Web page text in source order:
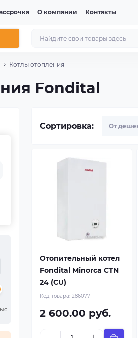
О компании Контакты
Котлы отопления
Fondital
Сортировка:
Отопительный котел
Fondital Minorca CTN
24 (CU)
Код товара: 286077
2 600.00 руб.